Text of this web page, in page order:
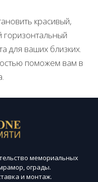
красивый,
горизонтальный
для ваших близких.
поможем вам в
мемориальных
ограды.
и монтаж.